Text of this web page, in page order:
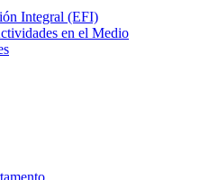
Integral (EFI)
en el Medio